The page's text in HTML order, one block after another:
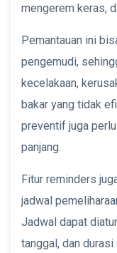
mengerem keras,
Pemantauan ini
pengemudi,
kecelakaan,
bakar yang tidak
preventif juga
panjang.
Fitur reminders
jadwal
Jadwal dapat
tanggal, dan